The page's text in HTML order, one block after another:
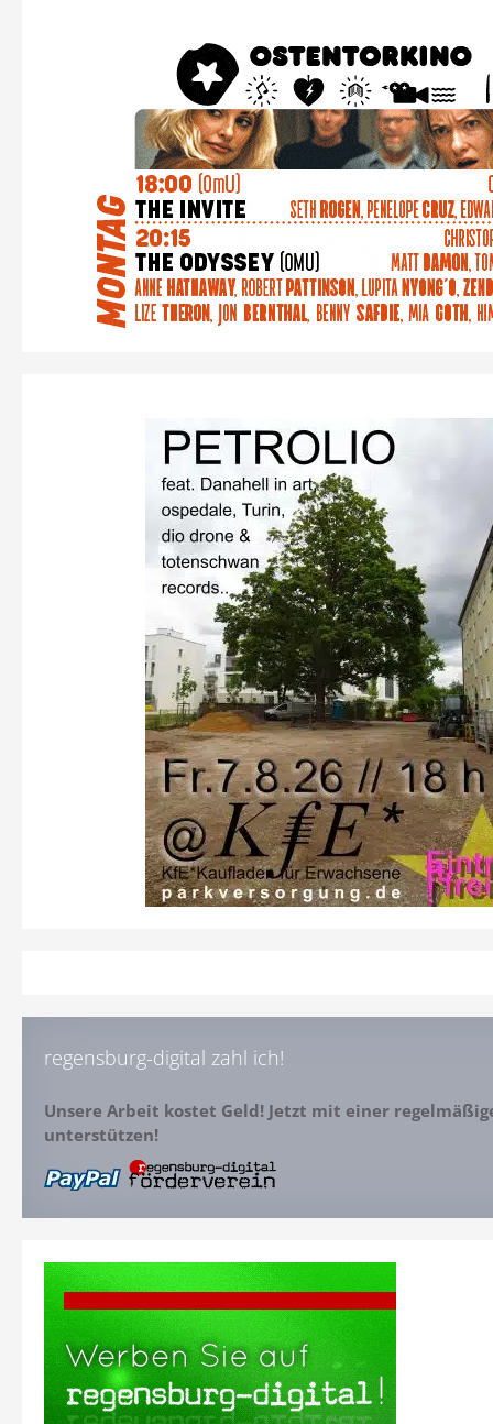
regensburg-digital zahl ich!
Unsere Arbeit kostet Geld! Jetzt mit einer
unterstützen!